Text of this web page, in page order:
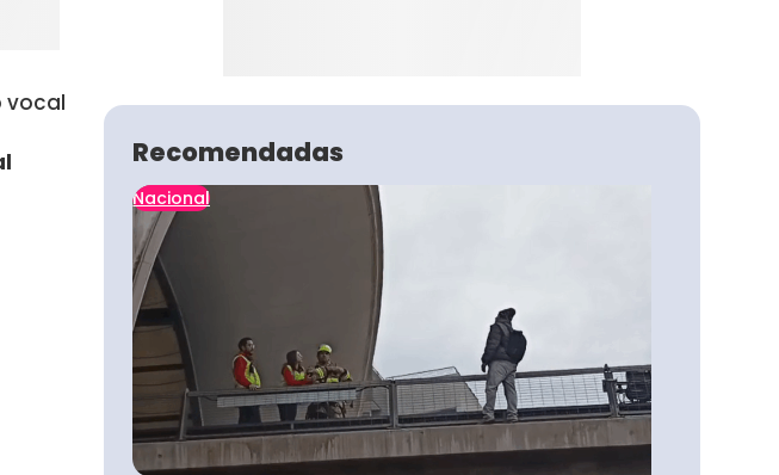
vocal
Recomendadas
Nacional